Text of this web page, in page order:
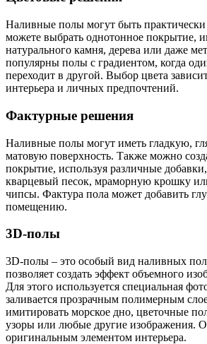
Наливные полы могут быть
можете выбрать однотонное покрытие,
натурального камня, дерева или даже
популярны полы с градиентом, когда
переходит в другой. Выбор цвета
интерьера и личных предпочтений.
Фактурные решения
Наливные полы могут иметь гладкую,
матовую поверхность. Также можно
покрытие, используя различные
кварцевый песок, мраморную крошку
чипсы. Фактура пола может добавить
помещению.
3D-полы
3D-полы – это особый вид наливных
позволяет создать эффект объемного
Для этого используется специальная
заливается прозрачным полимерным
имитировать морское дно, цветочные
узоры или любые другие изображения.
оригинальным элементом интерьера.